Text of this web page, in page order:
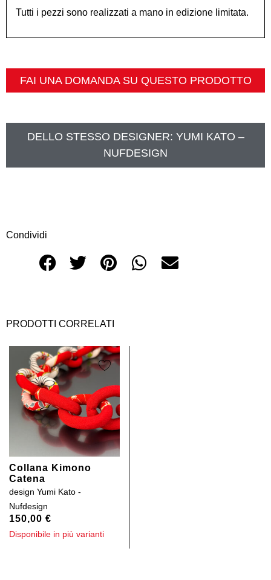
Tutti i pezzi sono realizzati a mano in edizione limitata.
FAI UNA DOMANDA SU QUESTO PRODOTTO
DELLO STESSO DESIGNER: YUMI KATO –
NUFDESIGN
Condividi
PRODOTTI CORRELATI
Collana Kimono
Catena
design Yumi Kato -
Nufdesign
150,00 €
Disponibile in più varianti